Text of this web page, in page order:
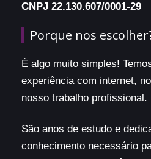
CNPJ 22.130.607/0001-29
Porque nos
É algo muito simples!
experiência com internet,
nosso trabalho profissional.
São anos de estudo e
conhecimento necessário